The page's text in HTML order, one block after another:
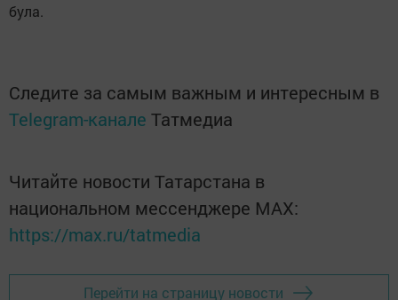
була.
Следите за самым важным и интересным в
Telegram-канале Татмедиа
Читайте новости Татарстана в
национальном мессенджере MАХ:
https://max.ru/tatmedia
Перейти на страницу новости